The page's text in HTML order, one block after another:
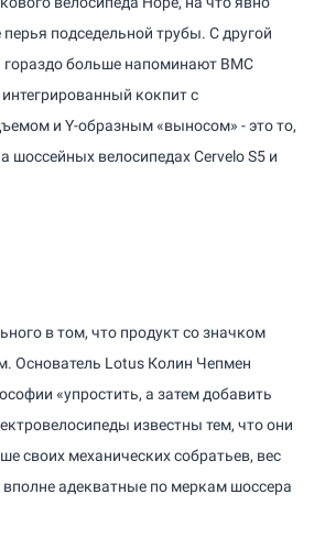
подседельной трубы. С другой
гораздо больше напоминают BMC
кокпит с
и Y-образным «выносом» - это то,
шоссейных велосипедах Cervelo S5 и
в том, что продукт со значком
Основатель Lotus Колин Чепмен
«упростить, а затем добавить
известны тем, что они
своих механических собратьев, вес
вполне адекватные по меркам шоссера